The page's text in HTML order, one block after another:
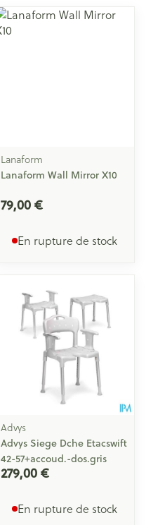
Lanaform
Lanaform Wall Mirror X10
79,00 €
En rupture de stock
Advys
Advys Siege Dche Etacswift
42-57+accoud.-dos.gris
279,00 €
En rupture de stock